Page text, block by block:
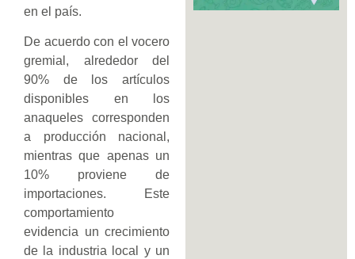
en el país.
De acuerdo con el vocero
gremial, alrededor del
90% de los artículos
disponibles en los
anaqueles corresponden
a producción nacional,
mientras que apenas un
10% proviene de
importaciones. Este
comportamiento
evidencia un crecimiento
de la industria local y un